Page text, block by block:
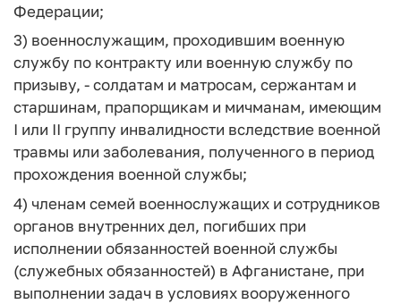
Федерации;
3) военнослужащим, проходившим военную
службу по контракту или военную службу по
призыву, - солдатам и матросам, сержантам и
старшинам, прапорщикам и мичманам, имеющим
I или II группу инвалидности вследствие военной
травмы или заболевания, полученного в период
прохождения военной службы;
4) членам семей военнослужащих и сотрудников
органов внутренних дел, погибших при
исполнении обязанностей военной службы
(служебных обязанностей) в Афганистане, при
выполнении задач в условиях вооруженного